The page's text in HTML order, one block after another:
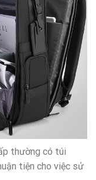
thường có túi
tiện cho việc sử